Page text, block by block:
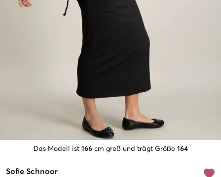
Das Modell ist 166 cm groß und trägt Größe 164
Sofie Schnoor